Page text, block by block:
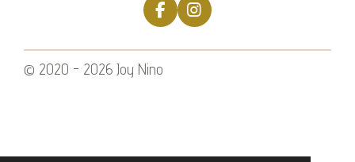
F
a
c
b
I
n
s
© 2020 - 2026 Joy Nino